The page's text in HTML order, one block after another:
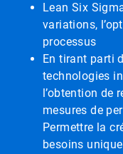
Lean Six
variations,
processus
En tirant parti
technologies
l’obtention de
mesures de
Permettre la
besoins